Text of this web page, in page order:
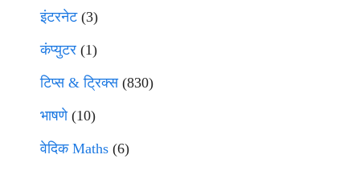
इंटरनेट(3)
कंप्युटर (1)
टिप्स & ट्रिक्स(830)
भाषणे(10)
वेदिक Maths (6)